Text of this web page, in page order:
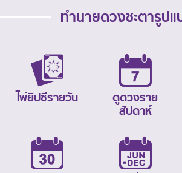
ทำนายดวงชะตารูปแ
ไพ่ยิปซีรายวัน
ดูดวงราย
สัปดาห์